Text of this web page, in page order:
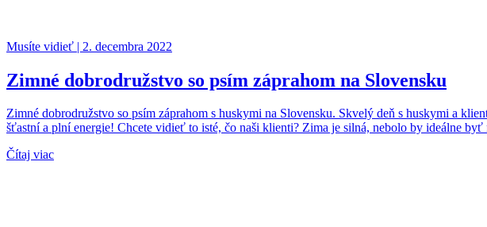
Musíte vidieť | 2. decembra 2022
Zimné dobrodružstvo so psím záprahom na Slovensku
Zimné dobrodružstvo so psím záprahom s huskymi na Slovensku. Skvelý deň s huskymi a
šťastní a plní energie! Chcete vidieť to isté, čo naši klienti? Zima je silná, nebolo by ideálne
Čítaj viac